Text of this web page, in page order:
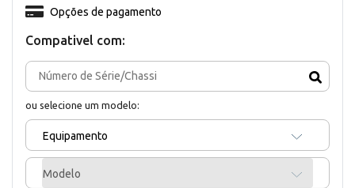
Compativel com:
ou selecione um modelo:
Equipamento
Modelo
Opções de pagamento